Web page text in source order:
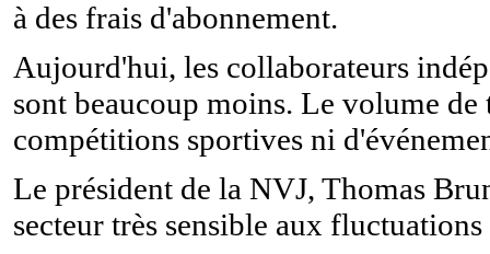
à des frais d'abonnement.
Aujourd'hui, les collaborateurs
sont beaucoup moins. Le volume
compétitions sportives ni
Le président de la NVJ, Thomas
secteur très sensible aux